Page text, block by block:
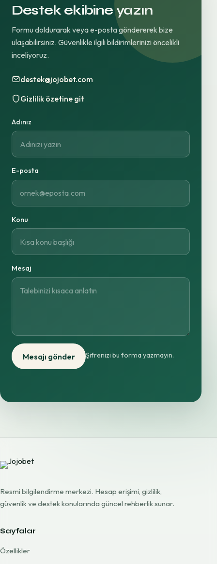
Destek ekibine yazın
Formu doldurarak veya e-posta göndererek bize
ulaşabilirsiniz. Güvenlikle ilgili bildirimlerinizi öncelikli
inceliyoruz.
destek@jojobet.com
Gizlilik özetine git
Adınız
E-posta
Konu
Mesaj
Mesajı gönder Şifrenizi bu forma yazmayın.
Resmi bilgilendirme merkezi. Hesap erişimi, gizlilik,
güvenlik ve destek konularında güncel rehberlik sunar.
Sayfalar
Özellikler